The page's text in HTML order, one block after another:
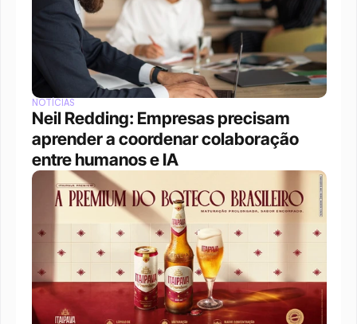
NOTÍCIAS
Neil Redding: Empresas precisam
aprender a coordenar colaboração
entre humanos e IA